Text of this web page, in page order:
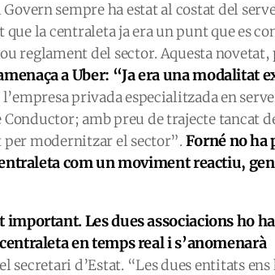
Govern sempre ha estat al costat del
la centraleta ja era un punt que es
reglament del sector. Aquesta novetat,
a Uber: “Ja era una modalitat
l’empresa privada especialitzada en
amb preu de trajecte tancat
modernitzar el sector”. Forné no ha
com un moviment reactiu,
Les dues associacions ho
en temps real i s’anomenarà
secretari d’Estat. “Les dues entitats ens